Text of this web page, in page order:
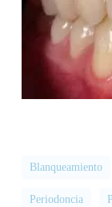
Blanqueamiento
Periodoncia